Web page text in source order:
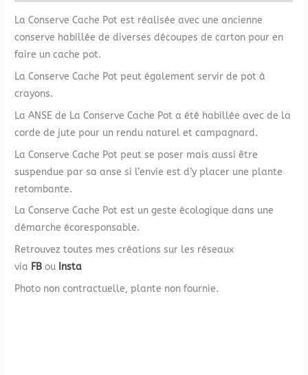
La Conserve Cache Pot est réalisée avec une ancienne
conserve habillée de diverses découpes de carton pour en
faire un cache pot.
La Conserve Cache Pot peut également servir de pot à
crayons.
La ANSE de La Conserve Cache Pot a été habillée avec de la
corde de jute pour un rendu naturel et campagnard.
La Conserve Cache Pot peut se poser mais aussi être
suspendue par sa anse si l’envie est d’y placer une plante
retombante.
La Conserve Cache Pot est un geste écologique dans une
démarche écoresponsable.
Retrouvez toutes mes créations sur les réseaux
via FB ou Insta
Photo non contractuelle, plante non fournie.